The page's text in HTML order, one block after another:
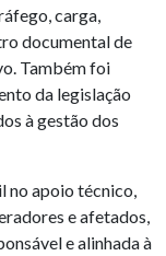
carga,
documental de
Também foi
da legislação
à gestão dos
no apoio técnico,
e afetados,
e alinhada à